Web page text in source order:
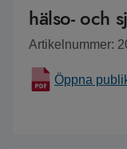
hälso- och
Artikelnummer:
Öppna